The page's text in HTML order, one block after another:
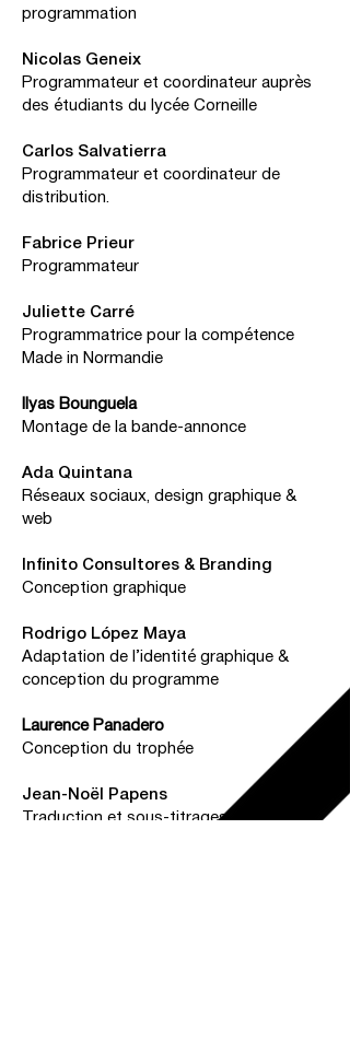
programmation
Nicolas Geneix
Programmateur et coordinateur auprès
des étudiants du lycée Corneille
Carlos Salvatierra
Programmateur et coordinateur de
distribution.
Fabrice Prieur
Programmateur
Juliette Carré
Programmatrice pour la compétence
Made in Normandie
Ilyas Bounguela
Montage de la bande-annonce
Ada Quintana
Réseaux sociaux, design graphique &
web
Infinito Consultores & Branding
Conception graphique
Rodrigo López Maya
Adaptation de l’identité graphique &
conception du programme
Laurence Panadero
Conception du trophée
Jean-Noël Papens
Traduction et sous-titrages